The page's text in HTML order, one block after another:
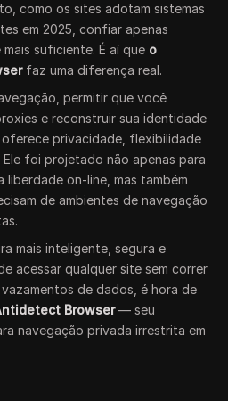
como os sites adotam sistemas
em 2025, confiar apenas
suficiente. É aí que o
faz uma diferença real.
permitir que você
e reconstruir sua identidade
privacidade, flexibilidade
foi projetado não apenas para
liberdade on-line, mas também
de ambientes de navegação
mais inteligente, segura e
acessar qualquer site sem correr
de dados, é hora de
Browser— seu
navegação privada irrestrita em